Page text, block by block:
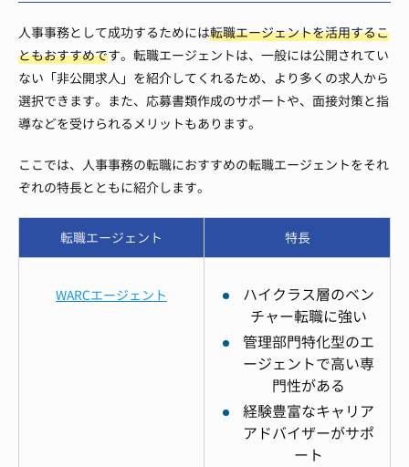
人事事務として成功するためには転職エージェントを活用するこ
ともおすすめです。転職エージェントは、一般には公開されてい
ない「非公開求人」を紹介してくれるため、より多くの求人から
選択できます。また、応募書類作成のサポートや、面接対策と指
導などを受けられるメリットもあります。
ここでは、人事事務の転職におすすめの転職エージェントをそれ
ぞれの特長とともに紹介します。
転職エージェント 特長
WARCエージェント
ハイクラス層のベン
チャー転職に強い
管理部門特化型のエ
ージェントで高い専
門性がある
経験豊富なキャリア
アドバイザーがサポ
ート